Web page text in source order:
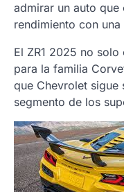
admirar un auto
rendimiento con
El ZR1 2025 no
para la familia
que Chevrolet sigue
segmento de los